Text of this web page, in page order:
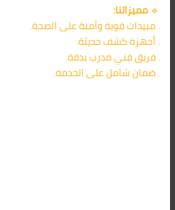
🔹مميزاتنا:
. مبيدات قوية وآمنة على الصحة.
. أجهزة كشف حديثة.
. فريق فني مدرب بدقة.
. ضمان شامل على الخدمة.